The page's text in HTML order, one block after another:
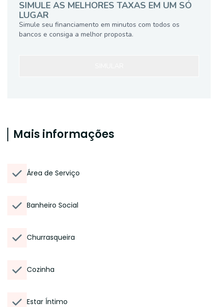
SIMULE AS MELHORES TAXAS EM UM SÓ
LUGAR
Simule seu financiamento em minutos com todos os
bancos e consiga a melhor proposta.
Mais informações
Área de Serviço
Banheiro Social
Churrasqueira
Cozinha
Estar Íntimo